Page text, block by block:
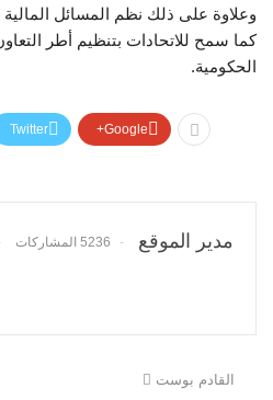
وعلاوة على ذلك نظم المسائل المالية
كما سمح للاتحادات بتنظيم أطر
الحكومية.
Twitter Google+
مدير الموقع 5236 المشاركات
القادم بوست